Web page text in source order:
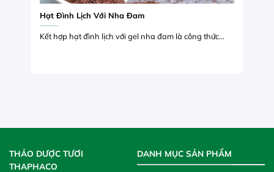
Hạt Đình Lịch Với Nha Đam
Kết hợp hạt đình lịch với gel nha đam là công thức...
THẢO DƯỢC TƯƠI
THAPHACO
DANH MỤC SẢN PHẨM